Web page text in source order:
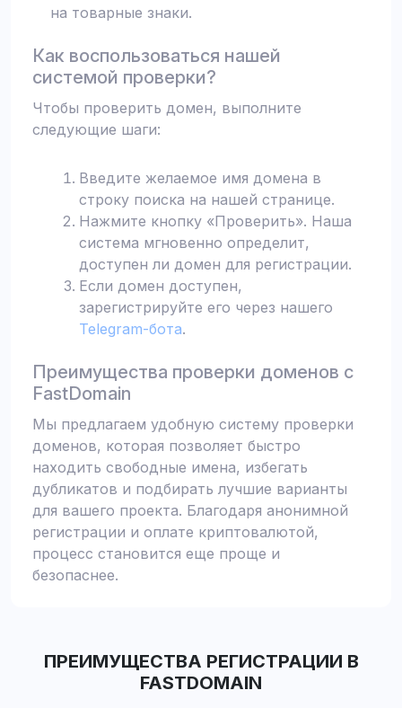
на товарные знаки.
Как воспользоваться нашей
системой проверки?
Чтобы проверить домен, выполните
следующие шаги:
Введите желаемое имя домена в
строку поиска на нашей странице.
Нажмите кнопку «Проверить». Наша
система мгновенно определит,
доступен ли домен для регистрации.
Если домен доступен,
зарегистрируйте его через нашего
Telegram-бота.
Преимущества проверки доменов с
FastDomain
Мы предлагаем удобную систему проверки
доменов, которая позволяет быстро
находить свободные имена, избегать
дубликатов и подбирать лучшие варианты
для вашего проекта. Благодаря анонимной
регистрации и оплате криптовалютой,
процесс становится еще проще и
безопаснее.
ПРЕИМУЩЕСТВА РЕГИСТРАЦИИ В
FASTDOMAIN